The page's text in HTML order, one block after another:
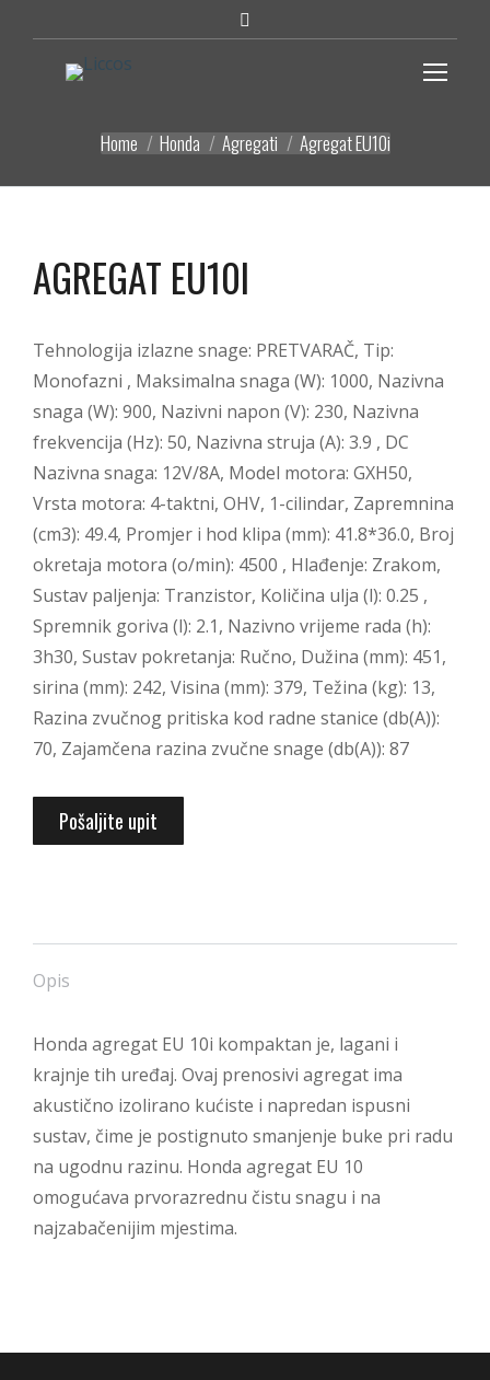
Search:
You are here:
Home Honda Agregati Agregat EU10i
AGREGAT EU10I
Tehnologija izlazne snage: PRETVARAČ, Tip:
Monofazni , Maksimalna snaga (W): 1000, Nazivna
snaga (W): 900, Nazivni napon (V): 230, Nazivna
frekvencija (Hz): 50, Nazivna struja (A): 3.9 , DC
Nazivna snaga: 12V/8A, Model motora: GXH50,
Vrsta motora: 4-taktni, OHV, 1-cilindar, Zapremnina
(cm3): 49.4, Promjer i hod klipa (mm): 41.8*36.0, Broj
okretaja motora (o/min): 4500 , Hlađenje: Zrakom,
Sustav paljenja: Tranzistor, Količina ulja (l): 0.25 ,
Spremnik goriva (l): 2.1, Nazivno vrijeme rada (h):
3h30, Sustav pokretanja: Ručno, Dužina (mm): 451,
sirina (mm): 242, Visina (mm): 379, Težina (kg): 13,
Razina zvučnog pritiska kod radne stanice (db(A)):
70, Zajamčena razina zvučne snage (db(A)): 87
Pošaljite upit
Opis
Honda agregat EU 10i kompaktan je, lagani i
krajnje tih uređaj. Ovaj prenosivi agregat ima
akustično izolirano kućiste i napredan ispusni
sustav, čime je postignuto smanjenje buke pri radu
na ugodnu razinu. Honda agregat EU 10
omogućava prvorazrednu čistu snagu i na
najzabačenijim mjestima.